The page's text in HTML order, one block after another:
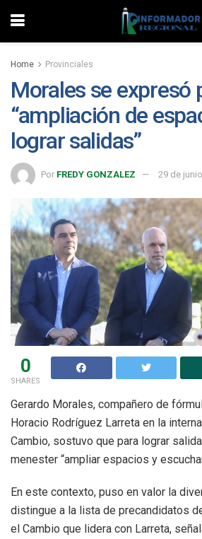
Home Provinciales
Morales se expresó
“ampliación de
lograr salidas”
Por FREDY GONZALEZ 29 de
0
SHARES
Gerardo Morales, compañero de
Horacio Rodríguez Larreta en la
Cambio, sostuvo que para lograr
menester “ampliar espacios y
En este contexto, puso en valor la
distingue a la lista de precandidatos
el Cambio que lidera con Larreta,